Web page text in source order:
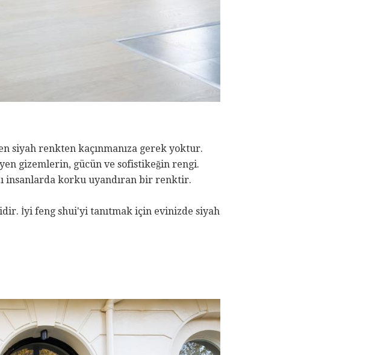
siyah renkten kaçınmanıza gerek yoktur.
gizemlerin, gücün ve sofistikeğin rengi.
insanlarda korku uyandıran bir renktir.
İyi feng shui'yi tanıtmak için evinizde siyah